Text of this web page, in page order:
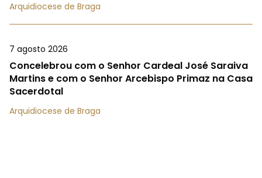
Arquidiocese de Braga
7 agosto 2026
Concelebrou com o Senhor Cardeal José Saraiva
Martins e com o Senhor Arcebispo Primaz na Casa
Sacerdotal
Arquidiocese de Braga